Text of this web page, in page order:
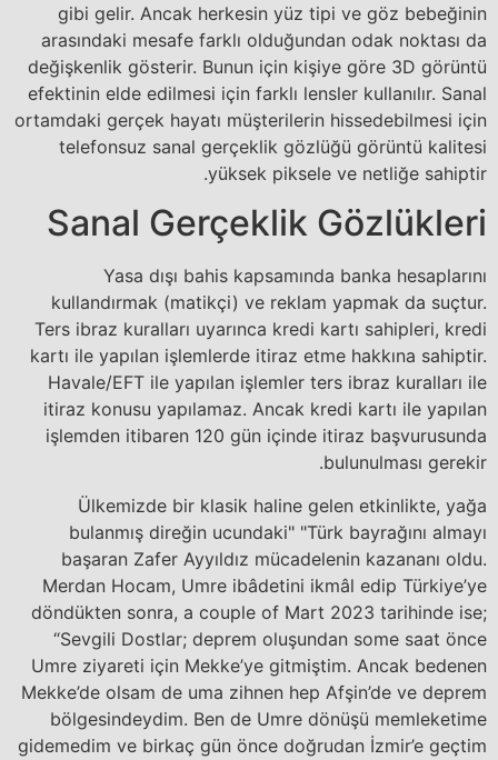
gibi gelir. Ancak herkesin yüz tipi ve göz bebeğinin
arasındaki mesafe farklı olduğundan odak noktası da
değişkenlik gösterir. Bunun için kişiye göre 3D görüntü
efektinin elde edilmesi için farklı lensler kullanılır. Sanal
ortamdaki gerçek hayatı müşterilerin hissedebilmesi için
telefonsuz sanal gerçeklik gözlüğü görüntü kalitesi
yüksek piksele ve netliğe sahiptir.
Sanal Gerçeklik Gözlükleri
Yasa dışı bahis kapsamında banka hesaplarını
kullandırmak (matikçi) ve reklam yapmak da suçtur.
Ters ibraz kuralları uyarınca kredi kartı sahipleri, kredi
kartı ile yapılan işlemlerde itiraz etme hakkına sahiptir.
Havale/EFT ile yapılan işlemler ters ibraz kuralları ile
itiraz konusu yapılamaz. Ancak kredi kartı ile yapılan
işlemden itibaren 120 gün içinde itiraz başvurusunda
bulunulması gerekir.
Ülkemizde bir klasik haline gelen etkinlikte, yağa
bulanmış direğin ucundaki" "Türk bayrağını almayı
başaran Zafer Ayyıldız mücadelenin kazananı oldu.
Merdan Hocam, Umre ibâdetini ikmâl edip Türkiye’ye
döndükten sonra, a couple of Mart 2023 tarihinde ise;
“Sevgili Dostlar; deprem oluşundan some saat önce
Umre ziyareti için Mekke’ye gitmiştim. Ancak bedenen
Mekke’de olsam de uma zihnen hep Afşin’de ve deprem
bölgesindeydim. Ben de Umre dönüşü memleketime
gidemedim ve birkaç gün önce doğrudan İzmir’e geçtim